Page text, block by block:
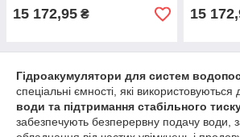
15 172,95 ₴ 15
Гідроакумулятори для систем
спеціальні ємності, які використовуються
води та підтримання стабільного
забезпечують безперервну подачу води,